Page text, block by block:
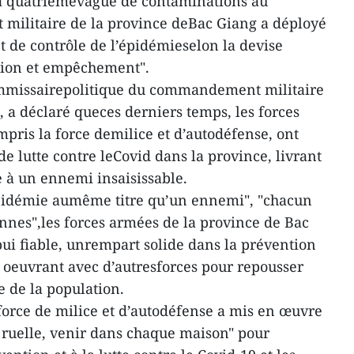
de la province deBac Giang a déployé
de contrôle de l’épidémieselon la devise
et empêchement".
du commandement militaire
déclaré queces derniers temps, les forces
la force demilice et d’autodéfense, ont
lutte contre leCovid dans la province, livrant
un ennemi insaisissable.
aumême titre qu’un ennemi", "chacun
forces armées de la province de Bac
fiable, unrempart solide dans la prévention
avec d’autresforces pour repousser
de la population.
de milice et d’autodéfense a mis en œuvre
venir dans chaque maison" pour